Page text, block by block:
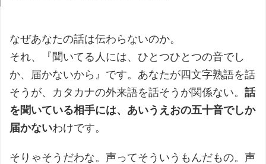
なぜあなたの話は伝わらないのか。
それ、『聞いてる人には、ひとつひとつの音でし
か、届かないから』です。あなたが四文字熟語を話
そうが、カタカナの外来語を話そうが関係ない。 話
を聞いている相手には、あいうえおの五十音でしか
届かないわけです。
そりゃそうだわな。声ってそういうもんだもの。声